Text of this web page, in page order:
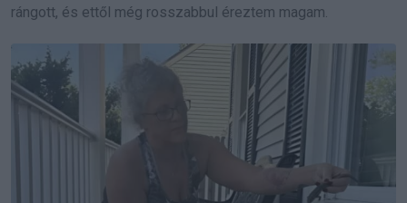
rángott, és ettől még rosszabbul éreztem magam.